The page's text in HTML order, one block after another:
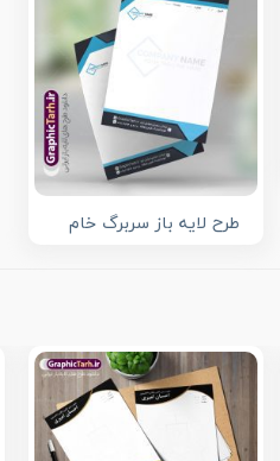
طرح لایه باز سربرگ خام